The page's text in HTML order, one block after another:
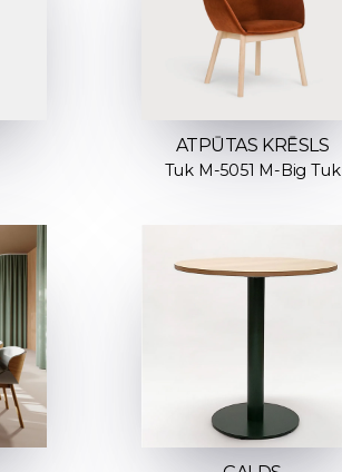
ATPŪTAS KRĒSLS
Tuk M-5051 M-Big Tuk